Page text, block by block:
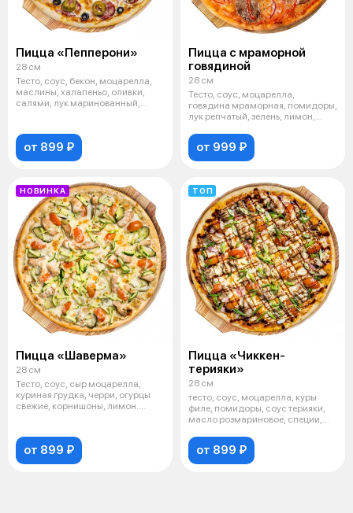
Пицца «Пепперони»
28 см
Тесто, соус, бекон, моцарелла,
маслины, халапеньо, оливки,
салями, лук маринованный,
от 899 ₽
Пицца с мраморной
говядиной
28 см
Тесто, соус, моцарелла,
говядина мраморная, помидоры,
лук репчатый, зелень, лимон,
от 999 ₽
НОВИНКА
Пицца «Шаверма»
28 см
Тесто, соус, сыр моцарелла,
куриная грудка, черри, огурцы
свежие, корнишоны, лимон.
от 899 ₽
ТОП
Пицца «Чиккен-
терияки»
28 см
тесто, соус, моцарелла, куры
филе, помидоры, соус терияки,
масло розмариновое, специи,
от 899 ₽